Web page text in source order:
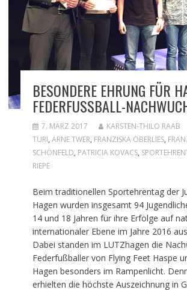
BESONDERE EHRUNG FÜR
FEDERFUSSBALL-
7. MÄRZ 2017 KARSTEN-THILO RAAB
TURI, ARNE TWER, FRANZISKA OBERLIES,
SCHÖNFELD, PATRICIA KOVACS,
RIEPE
Beim traditionellen Sportehrentag der
Hagen wurden insgesamt 94
14 und 18 Jahren für ihre Erfolge auf
internationaler Ebene im Jahre 2016
Dabei standen im LUTZhagen die
Federfußballer von Flying Feet Haspe
Hagen besonders im Rampenlicht.
erhielten die höchste Auszeichnung in